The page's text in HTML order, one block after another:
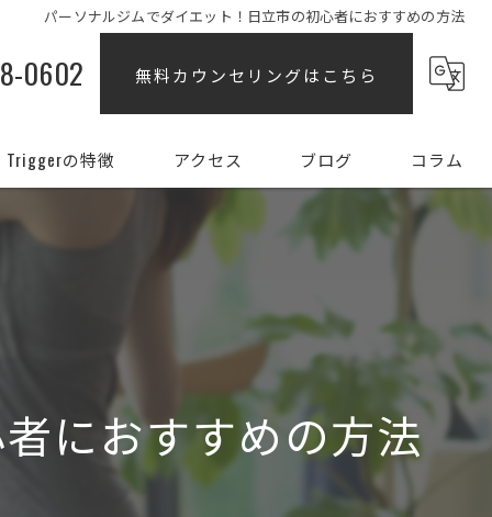
パーソナルジムでダイエット！日立市の初心者におすすめの方法
0602 無料カウンセリングはこちら
Triggerの特徴
ダイエット
部分痩せ
アクセス ブログ コラム
におすすめの方法